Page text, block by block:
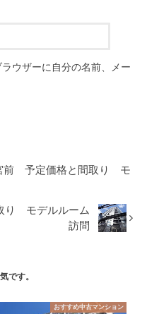
ウザーに自分の名前、メー
前 予定価格と間取り モ
り モデルルーム
訪問
です。
おすすめ中古マンション